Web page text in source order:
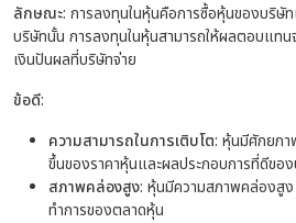
ลักษณะ: การลงทุนในหุ้นคือการซื้อหุ้นของบริษั
บริษัทนั้น การลงทุนในหุ้นสามารถให้ผลตอบแทน
เงินปันผลที่บริษัทจ่าย
ข้อดี:
ความสามารถในการเติบโต: หุ้นมีศักยภา
ขึ้นของราคาหุ้นและผลประกอบการที่ดีขอ
สภาพคล่องสูง: หุ้นมีความสภาพคล่องสูง
ทำการของตลาดหุ้น